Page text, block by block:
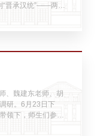
“晋承汉统”——两晋
、魏建东老师、胡
研。6月23日下
领下，师生们参观